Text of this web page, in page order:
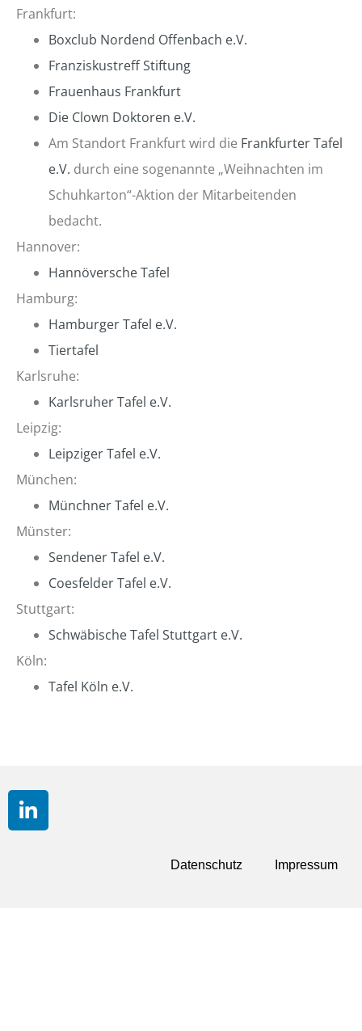
Frankfurt:
Boxclub Nordend Offenbach e.V.
Franziskustreff Stiftung
Frauenhaus Frankfurt
Die Clown Doktoren e.V.
Am Standort Frankfurt wird die Frankfurter Tafel
e.V. durch eine sogenannte „Weihnachten im
Schuhkarton“-Aktion der Mitarbeitenden
bedacht.
Hannover:
Hannöversche Tafel
Hamburg:
Hamburger Tafel e.V.
Tiertafel
Karlsruhe:
Karlsruher Tafel e.V.
Leipzig:
Leipziger Tafel e.V.
München:
Münchner Tafel e.V.
Münster:
Sendener Tafel e.V.
Coesfelder Tafel e.V.
Stuttgart:
Schwäbische Tafel Stuttgart e.V.
Köln:
Tafel Köln e.V.
Datenschutz Impressum